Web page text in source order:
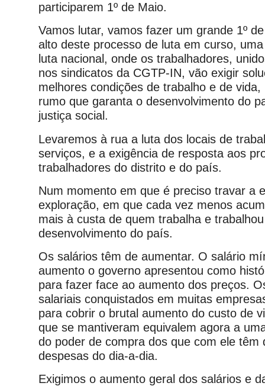
participarem 1º de Maio.
Vamos lutar, vamos fazer um grande 1º
alto deste processo de luta em curso,
luta nacional, onde os trabalhadores,
nos sindicatos da CGTP-IN, vão exigir
melhores condições de trabalho e de
rumo que garanta o desenvolvimento do
justiça social.
Levaremos à rua a luta dos locais de
serviços, e a exigência de resposta aos
trabalhadores do distrito e do país.
Num momento em que é preciso travar a
exploração, em que cada vez menos
mais à custa de quem trabalha e
desenvolvimento do país.
Os salários têm de aumentar. O salário
aumento o governo apresentou como
para fazer face ao aumento dos preços.
salariais conquistados em muitas
para cobrir o brutal aumento do custo de
que se mantiveram equivalem agora a
do poder de compra dos que com ele têm
despesas do dia-a-dia.
Exigimos o aumento geral dos salários e